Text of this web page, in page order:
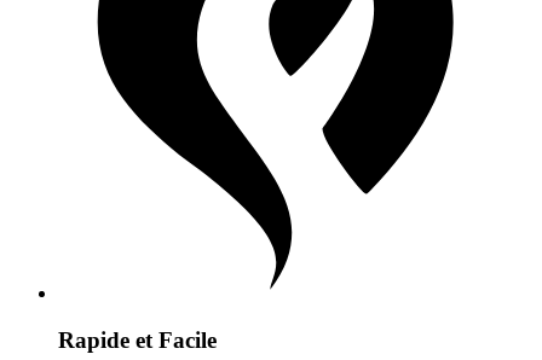
Rapide et Facile